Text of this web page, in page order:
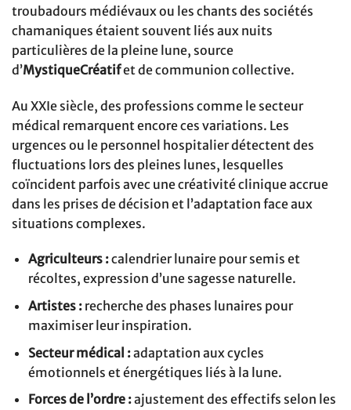
troubadours médiévaux ou les chants des sociétés
chamaniques étaient souvent liés aux nuits
particulières de la pleine lune, source
d’MystiqueCréatifet de communion collective.
Au XXIe siècle, des professions comme le secteur
médical remarquent encore ces variations. Les
urgences ou le personnel hospitalier détectent des
fluctuations lors des pleines lunes, lesquelles
coïncident parfois avec une créativité clinique accrue
dans les prises de décision et l’adaptation face aux
situations complexes.
Agriculteurs :calendrier lunaire pour semis et
récoltes, expression d’une sagesse naturelle.
Artistes :recherche des phases lunaires pour
maximiser leur inspiration.
Secteur médical :adaptation aux cycles
émotionnels et énergétiques liés à la lune.
Forces de l’ordre :ajustement des effectifs selon les